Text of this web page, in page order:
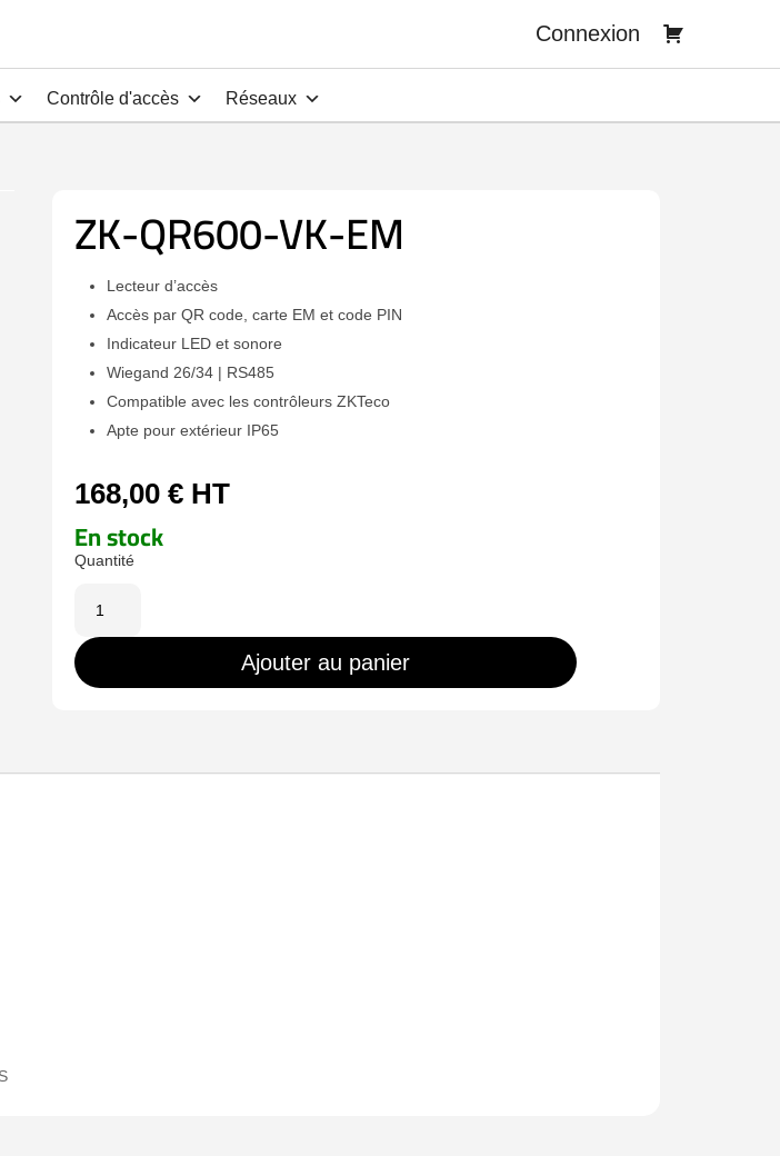
Connexion
Contrôle d'accès Réseaux
ZK-QR600-VK-EM
Lecteur d’accès
Accès par QR code, carte EM et code PIN
Indicateur LED et sonore
Wiegand 26/34 | RS485
Compatible avec les contrôleurs ZKTeco
Apte pour extérieur IP65
168,00 € HT
En stock
ZK-
QR600-
Ajouter au panier